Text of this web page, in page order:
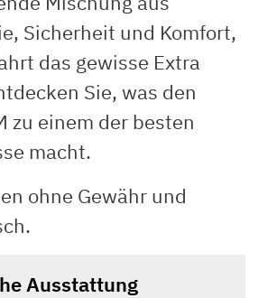
Sicherheit und Komfort,
das gewisse Extra
Sie, was den
zu einem der besten
macht.
ohne Gewähr und
Ausstattung